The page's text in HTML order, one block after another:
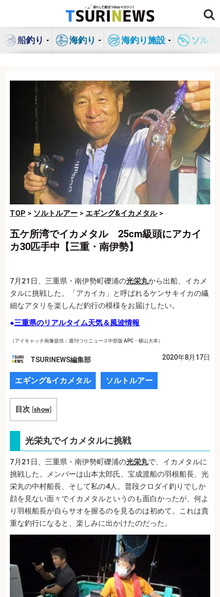
ン
船釣り 海釣り 海釣り施設 ソル
TOP > ソルトルアー > エギング&イカメタル>
五ケ所湾でイカメタル 25cm級頭にアカイ
カ30匹手中【三重・南伊勢】
7月21日、三重県・南伊勢町礫浦の光栄丸から出船、イカメ
タルに挑戦した。「アカイカ」と呼ばれるケンサキイカの繊
細なアタリを楽しんだ釣行の模様をお届けしたい。
●三重県のリアルタイム天気＆風波情報
（アイキャッチ画像提供：週刊つりニュース中部版 APC・横山大幸）
TSURINEWS編集部 2020年8月17日
エギング&イカメタル ソルトルアー
目次 [show]
光栄丸でイカメタルに挑戦
7月21日、三重県・南伊勢町礫浦の光栄丸で、イカメタルに
挑戦した。メンバーは山本太郎氏、宝成渡船の羽根船長、光
栄丸の中村船長、そして私の4人。普段クロダイ釣りでしか
顔を見ない面々でイカメタルというのも面白かったが、何よ
り羽根船長が自らサオを握るのを見るのは初めて。これは貴
重な釣行になると、楽しみに出かけたのだった。